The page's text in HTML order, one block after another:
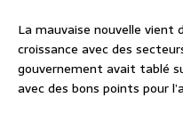
La mauvaise nouvelle vient
croissance avec des
gouvernement avait tablé
avec des bons points pour